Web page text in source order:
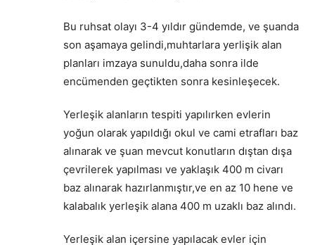
Bu ruhsat olayı 3-4 yıldır gündemde, ve şuanda
son aşamaya gelindi,muhtarlara yerlişik alan
planları imzaya sunuldu,daha sonra ilde
encümenden geçtikten sonra kesinleşecek.
Yerleşik alanların tespiti yapılırken evlerin
yoğun olarak yapıldığı okul ve cami etrafları baz
alınarak ve şuan mevcut konutların dıştan dışa
çevrilerek yapılması ve yaklaşık 400 m civarı
baz alınarak hazırlanmıştır,ve en az 10 hene ve
kalabalık yerleşik alana 400 m uzaklı baz alındı.
Yerleşik alan içersine yapılacak evler için